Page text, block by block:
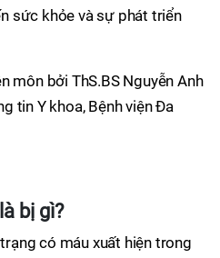
sức khỏe và sự phát triển
môn bởi ThS.BS Nguyễn Anh
tin Y khoa, Bệnh viện Đa
bị gì?
có máu xuất hiện trong